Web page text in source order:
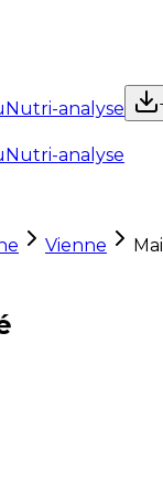
Nutri-analyse
Nutri-analyse
Vienne